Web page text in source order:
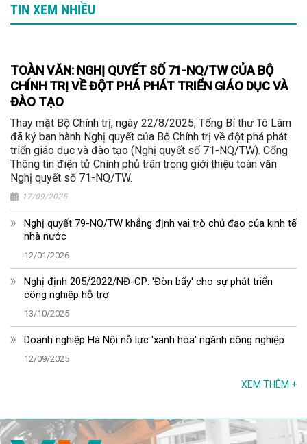
TIN XEM NHIỀU
TOÀN VĂN: NGHỊ QUYẾT SỐ 71-NQ/TW CỦA BỘ
CHÍNH TRỊ VỀ ĐỘT PHÁ PHÁT TRIỂN GIÁO DỤC VÀ
ĐÀO TẠO
Thay mặt Bộ Chính trị, ngày 22/8/2025, Tổng Bí thư Tô Lâm
đã ký ban hành Nghị quyết của Bộ Chính trị về đột phá phát
triển giáo dục và đào tạo (Nghị quyết số 71-NQ/TW). Cổng
Thông tin điện tử Chính phủ trân trọng giới thiệu toàn văn
Nghị quyết số 71-NQ/TW.
17/09/2025
Nghị quyết 79-NQ/TW khẳng định vai trò chủ đạo của kinh tế
nhà nước
12/01/2026
Nghị định 205/2022/NĐ-CP: 'Đòn bẩy' cho sự phát triển
công nghiệp hỗ trợ
13/10/2025
Doanh nghiệp Hà Nội nỗ lực 'xanh hóa' ngành công nghiệp
12/09/2025
XEM THÊM +